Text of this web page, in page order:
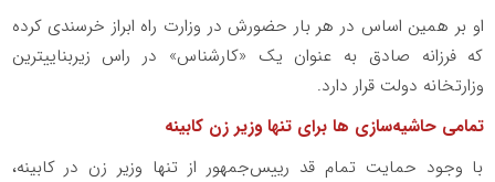
او بر همین اساس در هر بار حضورش در وزارت راه ابراز خرسندی کرده
که فرزانه صادق به عنوان یک «کارشناس» در راس زیربنایی‎ترین
وزارتخانه دولت قرار دارد.
تمامی حاشیه‌سازی ها برای تنها وزیر زن کابینه
با وجود حمایت تمام قد رییس‌جمهور از تنها وزیر زن در کابینه،